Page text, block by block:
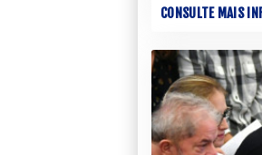
com um objeto
centro de
polícia da
descartou uma
terrorista.
CONSULTE MAIS